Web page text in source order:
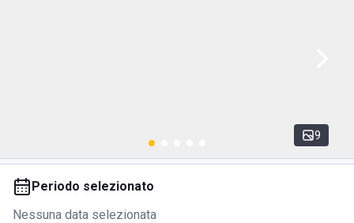
9
Periodo selezionato
Nessuna data selezionata